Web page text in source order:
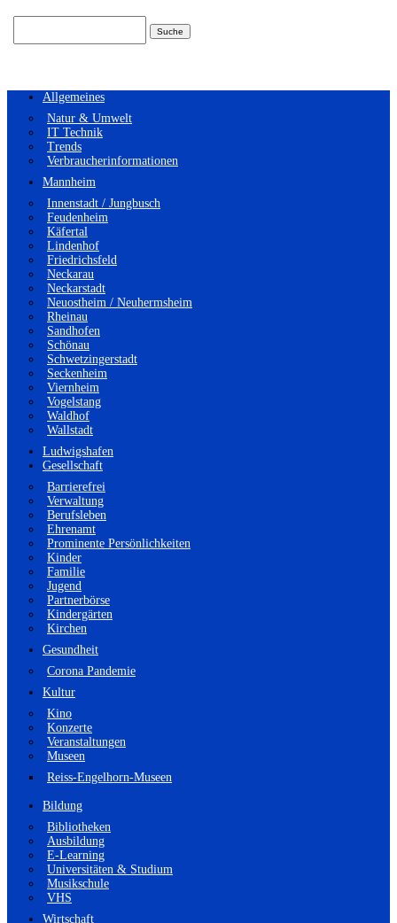
Allgemeines
Natur & Umwelt
IT Technik
Trends
Verbraucherinformationen
Mannheim
Innenstadt / Jungbusch
Feudenheim
Käfertal
Lindenhof
Friedrichsfeld
Neckarau
Neckarstadt
Neuostheim / Neuhermsheim
Rheinau
Sandhofen
Schönau
Schwetzingerstadt
Seckenheim
Viernheim
Vogelstang
Waldhof
Wallstadt
Ludwigshafen
Gesellschaft
Barrierefrei
Verwaltung
Berufsleben
Ehrenamt
Prominente Persönlichkeiten
Kinder
Familie
Jugend
Partnerbörse
Kindergärten
Kirchen
Gesundheit
Corona Pandemie
Kultur
Kino
Konzerte
Veranstaltungen
Museen
Reiss-Engelhorn-Museen
Bildung
Bibliotheken
Ausbildung
E-Learning
Universitäten & Studium
Musikschule
VHS
Wirtschaft